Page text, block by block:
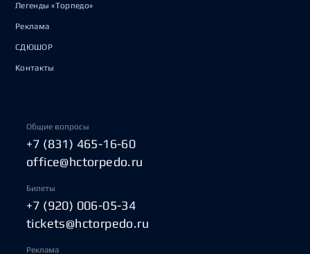
Легенды «Торпедо»
Реклама
СДЮШОР
Контакты
Общие вопросы
+7 (831) 465-16-60
office@hctorpedo.ru
Билеты
+7 (920) 006-05-34
tickets@hctorpedo.ru
Реклама